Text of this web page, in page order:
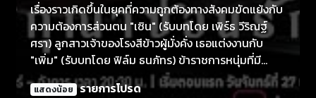
เรื่องราวเกิดขึ้นในยุคที่ความถูกต้องทางสังคมขัดแย้งกับ
ความต้องการส่วนตน "เซิน" (รับบทโดย เพิร์ธ วีริณฐ์
ศรา) ลูกสาวเจ้าของโรงสีข้าวผู้มั่งคั่ง เธอแต่งงานกับ
"เพิ่ม" (รับบทโดย ฟิล์ม ธนภัทร) ข้าราชการหนุ่มที่มี
อนาคตไกล
แสดงน้อย รายการโปรด